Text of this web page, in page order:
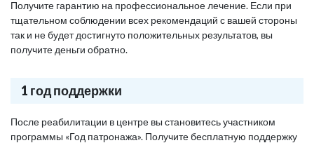
Получите гарантию на профессиональное лечение. Если при
тщательном соблюдении всех рекомендаций с вашей стороны
так и не будет достигнуто положительных результатов, вы
получите деньги обратно.
1 год поддержки
После реабилитации в центре вы становитесь участником
программы «Год патронажа». Получите бесплатную поддержку